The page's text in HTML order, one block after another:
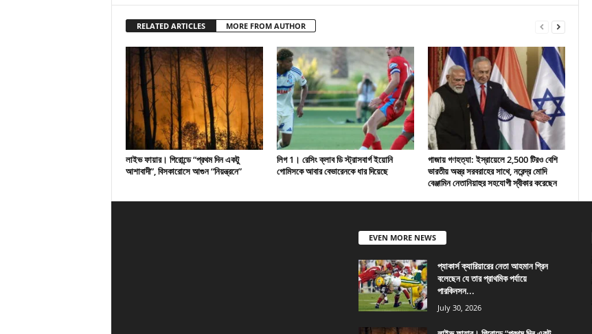
RELATED ARTICLES MORE FROM AUTHOR
লাইভ ফায়ার। গিরোন্ডে “প্রথম দিন একটু
আশাবাদী”, বিসকারোসে আগুন “নিয়ন্ত্রনে”
লিগ 1। রেসিং ক্লাব ডি স্ট্রাসবার্গ ইয়োনি
গোমিসকে আবার বেভারেনকে ধার দিয়েছে
গাজায় গণহত্যা: ইস্রায়েলে 2,500 টিরও বেশি
ভারতীয় অস্ত্র সরবরাহের সাথে, নরেন্দ্র মোদি
বেঞ্জামিন নেতানিয়াহুর সহযোগী স্বীকার করেছেন
EVEN MORE NEWS
প্যাকার্স ক্যারিয়ারের নেতা আহমান গ্রিন
বলেছেন যে তার প্রাথমিক পর্যায়ে
পারকিনসন...
July 30, 2026